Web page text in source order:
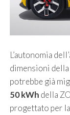
L’autonomia
dimensioni della
potrebbe già
50 kWh della
progettato per